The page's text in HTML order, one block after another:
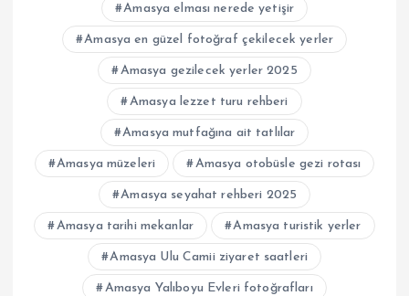
Amasya elması nerede yetişir
Amasya en güzel fotoğraf çekilecek yerler
Amasya gezilecek yerler 2025
Amasya lezzet turu rehberi
Amasya mutfağına ait tatlılar
Amasya müzeleri Amasya otobüsle gezi rotası
Amasya seyahat rehberi 2025
Amasya tarihi mekanlar Amasya turistik yerler
Amasya Ulu Camii ziyaret saatleri
Amasya Yalıboyu Evleri fotoğrafları